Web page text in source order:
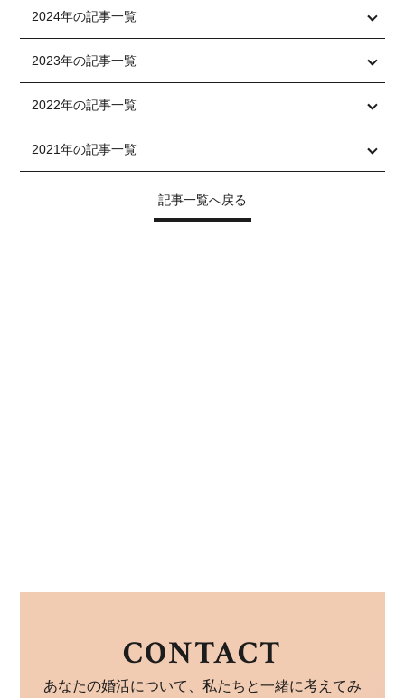
2024年の記事一覧
2023年の記事一覧
2022年の記事一覧
2021年の記事一覧
記事一覧へ戻る
CONTACT
あなたの婚活について、私たちと一緒に考えてみ